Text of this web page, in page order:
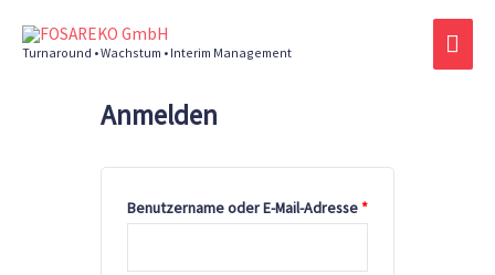
Inhalt
Turnaround • Wachstum • Interim Management
Anmelden
Benutzername oder E-Mail-Adresse*
Erforderlich